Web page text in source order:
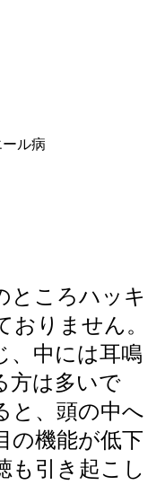
ール病
ところハッキ
おりません。
、中には耳鳴
方は多いで
と、頭の中へ
の機能が低下
も引き起こし